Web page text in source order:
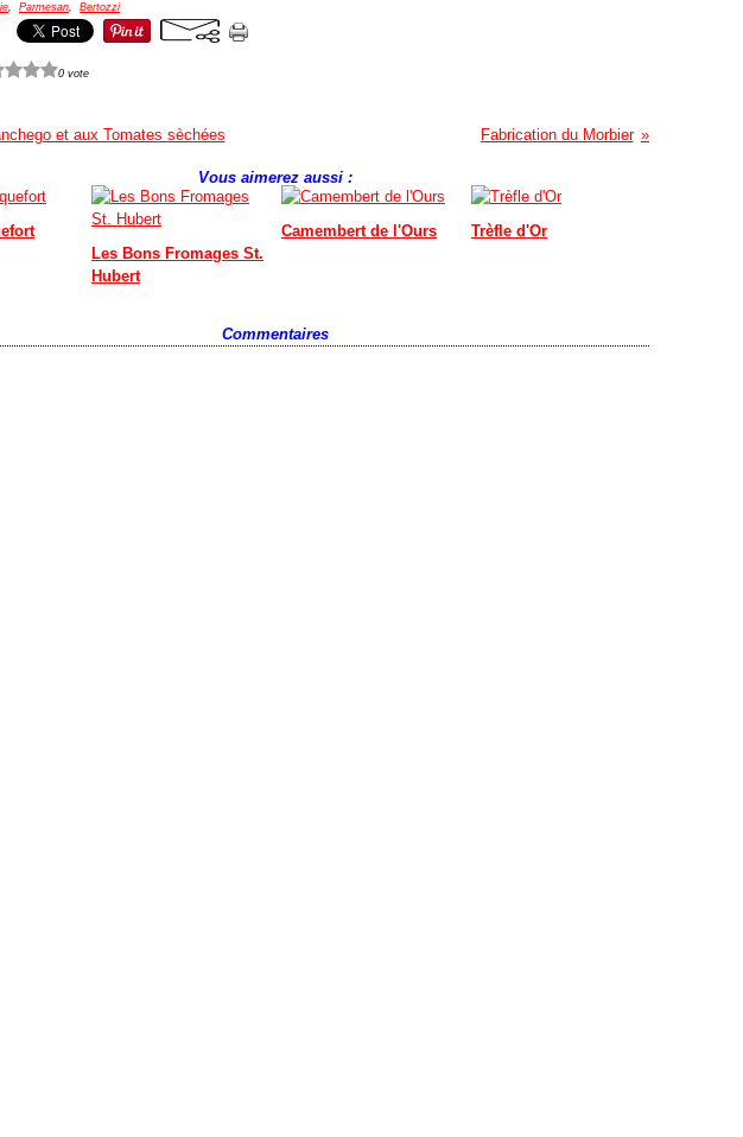
, Parmesan, Bertozzi
0 vote
et aux Tomates sèchées Fabrication du Morbier
Vous aimerez aussi :
Les Bons Fromages St.
Hubert
Camembert de l'Ours Trèfle d'Or
Commentaires